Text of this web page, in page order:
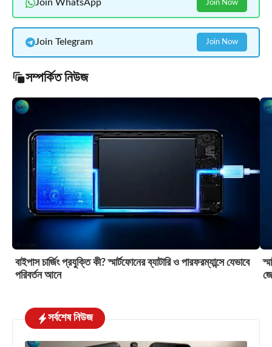
Join WhatsApp Join Now
Join Telegram Join Now
সম্পর্কিত নিউজ
বাইপাস চার্জিং প্রযুক্তি কী? স্মার্টফোনের ব্যাটারি ও পারফরম্যান্সে যেভাবে
পরিবর্তন আনে
সর্বশেষ নিউজ